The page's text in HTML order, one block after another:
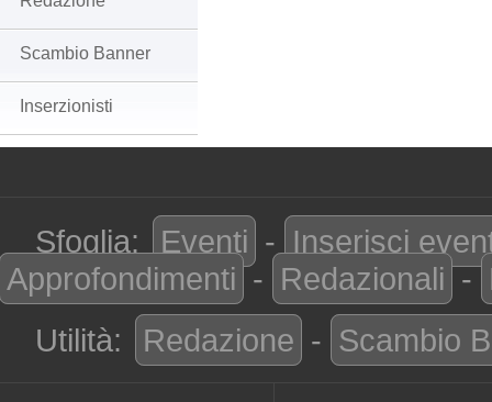
Scambio Banner
Inserzionisti
Sfoglia: Eventi - Inserisci
Approfondimenti - Redazionali -
Utilità:
Redazione - Scambio